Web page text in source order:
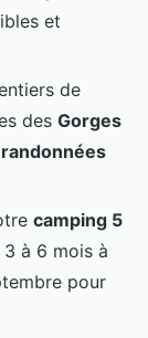
et
de
des Gorges
randonnées
camping 5
3 à 6 mois à
pour